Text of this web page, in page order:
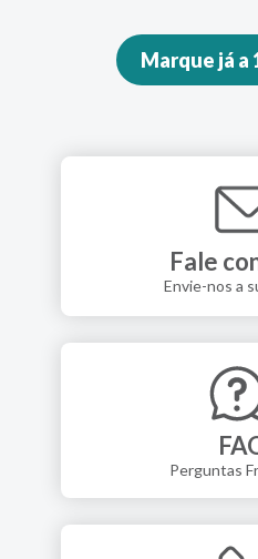
Marque já a
Fale
Envie-nos a
Perguntas